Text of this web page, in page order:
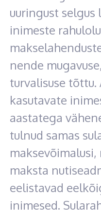
uuringust selgus
inimeste
nende
turvalisuse tõttu.
kasutavate
aastatega
tulnud samas
maksta
eelistavad
inimesed.